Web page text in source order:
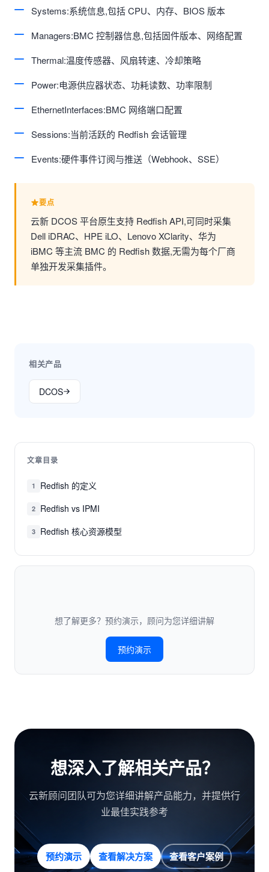
Systems:系统信息,包括 CPU、内存、BIOS 版本
Managers:BMC 控制器信息,包括固件版本、网络配置
Thermal:温度传感器、风扇转速、冷却策略
Power:电源供应器状态、功耗读数、功率限制
EthernetInterfaces:BMC 网络端口配置
Sessions:当前活跃的 Redfish 会话管理
Events:硬件事件订阅与推送（Webhook、SSE）
要点
云新 DCOS 平台原生支持 Redfish API,可同时采集
Dell iDRAC、HPE iLO、Lenovo XClarity、华为
iBMC 等主流 BMC 的 Redfish 数据,无需为每个厂商
单独开发采集插件。
相关产品
DCOS
文章目录
1 Redfish 的定义
2 Redfish vs IPMI
3 Redfish 核心资源模型
想了解更多？预约演示，顾问为您详细讲解
预约演示
想深入了解相关产品？
云新顾问团队可为您详细讲解产品能力，并提供行
业最佳实践参考
预约演示 查看解决方案 查看客户案例